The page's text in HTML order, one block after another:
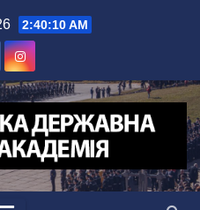
2:40:10 AM